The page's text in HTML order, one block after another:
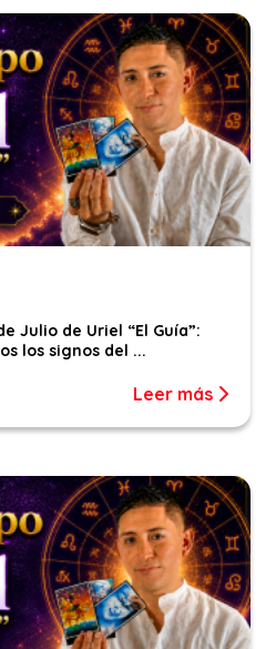
Julio de Uriel “El Guía”:
los signos del ...
Leer más